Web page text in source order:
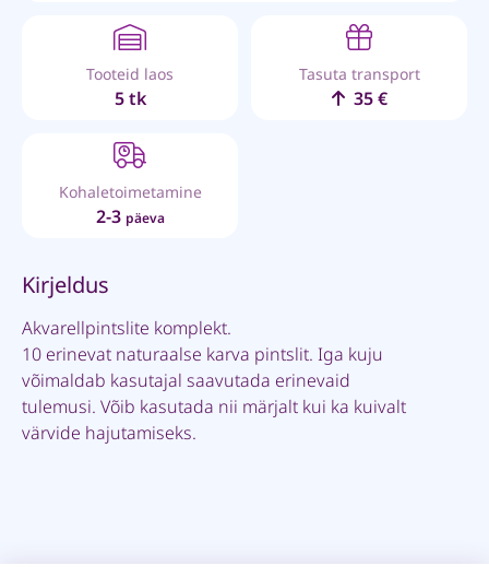
Tooteid laos
5 tk
Tasuta transport
35 €
Kohaletoimetamine
2-3 päeva
Kirjeldus
Akvarellpintslite komplekt.
10 erinevat naturaalse karva pintslit. Iga kuju
võimaldab kasutajal saavutada erinevaid
tulemusi. Võib kasutada nii märjalt kui ka kuivalt
värvide hajutamiseks.